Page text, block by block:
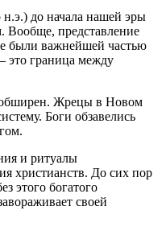
до начала нашей эры
Вообще, представление
были важнейшей частью
это граница между
обширен. Жрецы в Новом
Боги обзавелись
и ритуалы
христианств. До сих пор
этого богатого
своей